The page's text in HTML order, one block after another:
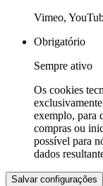
Vimeo,
Obrigatório
Sempre ativo
Os cookies
exemplo, para
compras ou
possível para
dados
Salvar configurações